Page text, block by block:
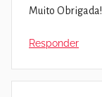
Muito Obrigada!
Responder